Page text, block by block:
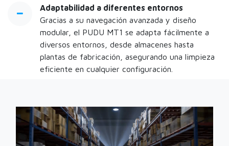
Adaptabilidad a diferentes entornos
Gracias a su navegación avanzada y diseño
modular, el PUDU MT1 se adapta fácilmente a
diversos entornos, desde almacenes hasta
plantas de fabricación, asegurando una limpieza
eficiente en cualquier configuración.